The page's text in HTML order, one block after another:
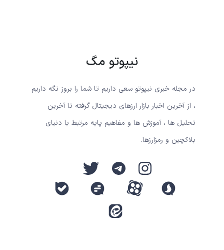
نیپوتو مگ
در مجله خبری نیپوتو سعی داریم تا شما را بروز نگه داریم
، از آخرین اخبار بازار ارزهای دیجیتال گرفته تا آخرین
تحلیل ها ، آموزش ها و مفاهیم پایه مرتبط با دنیای
بلاکچین و رمزارزها.